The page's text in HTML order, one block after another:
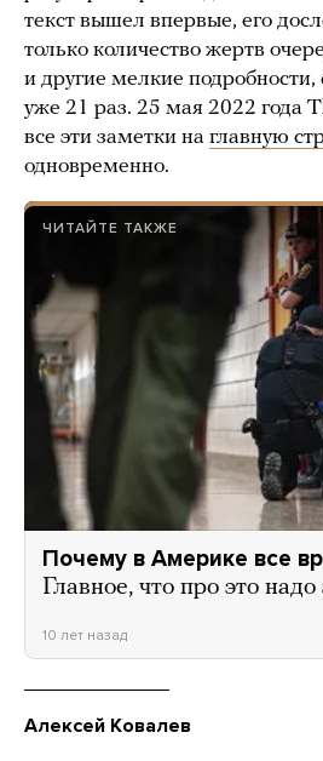
текст вышел впервые, его
только количество жертв
и другие мелкие подробности,
уже 21 раз. 25 мая 2022 года
все эти заметки на главную
одновременно.
ЧИТАЙТЕ ТАКЖЕ
Почему в Америке все
Главное, что про это надо
10 лет назад
Алексей Ковалев